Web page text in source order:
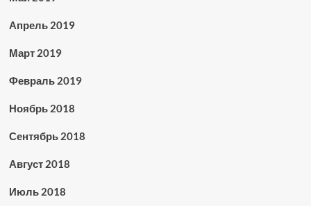
Апрель 2019
Март 2019
Февраль 2019
Ноябрь 2018
Сентябрь 2018
Август 2018
Июль 2018